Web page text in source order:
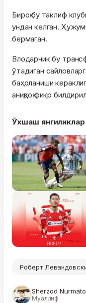
Бироқ бу таклиф
ундан келган.
бермаган.
Влодарчик бу
ўтадиган
баҳоланиши
аниқроқ фикр
Ўхшаш янгиликлар
Роберт
Sherzod
Муаллиф